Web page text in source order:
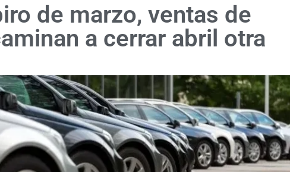
de marzo, ventas de
a cerrar abril otra